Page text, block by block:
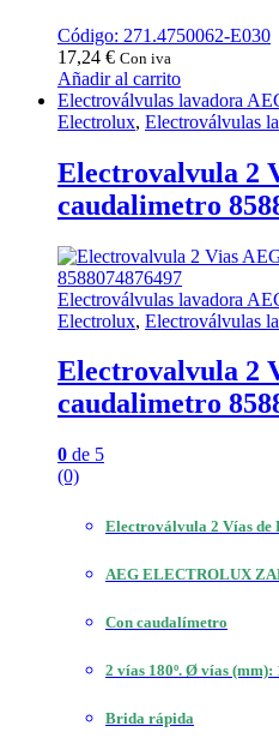
Código: 271.4750062-E030
17,24 € Con iva
Añadir al carrito
Electroválvulas lavadora
Electrolux, Electroválvulas
Electrovalvula 2
caudalimetro
Electroválvulas lavadora
Electrolux, Electroválvulas
Electrovalvula 2
caudalimetro
0 de 5
(0)
Electroválvula 2 Vías de
AEG ELECTROLUX
Con caudalímetro
2 vías 180º. Ø vías (mm):
Brida rápida